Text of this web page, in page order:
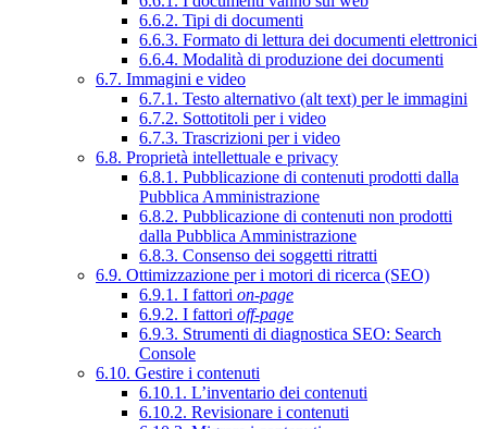
6.6.2. Tipi di documenti
6.6.3. Formato di lettura dei documenti elettronici
6.6.4. Modalità di produzione dei documenti
6.7. Immagini e video
6.7.1. Testo alternativo (alt text) per le immagini
6.7.2. Sottotitoli per i video
6.7.3. Trascrizioni per i video
6.8. Proprietà intellettuale e privacy
6.8.1. Pubblicazione di contenuti prodotti dalla
Pubblica Amministrazione
6.8.2. Pubblicazione di contenuti non prodotti
dalla Pubblica Amministrazione
6.8.3. Consenso dei soggetti ritratti
6.9. Ottimizzazione per i motori di ricerca (SEO)
6.9.1. I fattori on-page
6.9.2. I fattori off-page
6.9.3. Strumenti di diagnostica SEO: Search
Console
6.10. Gestire i contenuti
6.10.1. L’inventario dei contenuti
6.10.2. Revisionare i contenuti